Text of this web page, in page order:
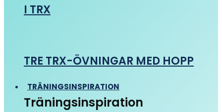
I TRX
TRE TRX-ÖVNINGAR MED HOPP
TRÄNINGSINSPIRATION
Träningsinspiration